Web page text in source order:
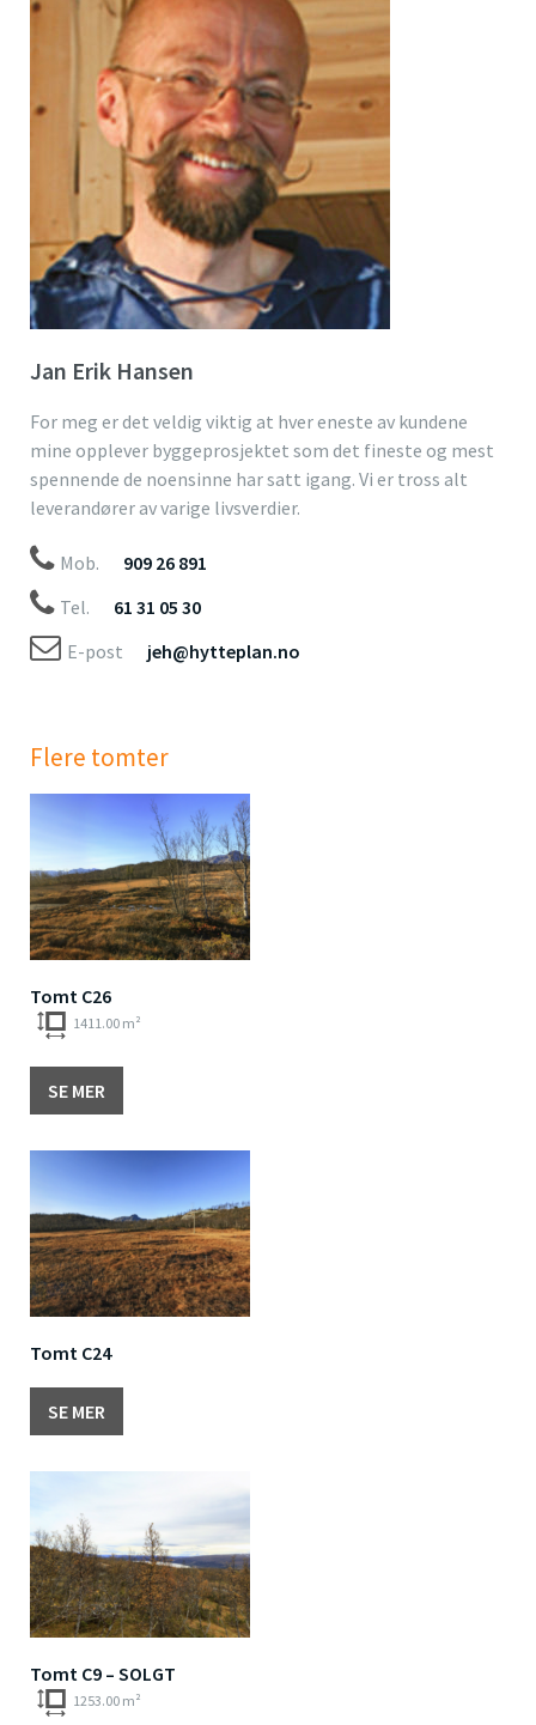
Jan Erik Hansen
For meg er det veldig viktig at hver eneste av kundene
mine opplever byggeprosjektet som det fineste og mest
spennende de noensinne har satt igang. Vi er tross alt
leverandører av varige livsverdier.
Mob.
909 26 891
Tel.
61 31 05 30
E-post
jeh@hytteplan.no
Flere tomter
Tomt C26
1411.00 m²
SE MER
Tomt C24
SE MER
Tomt C9 – SOLGT
1253.00 m²